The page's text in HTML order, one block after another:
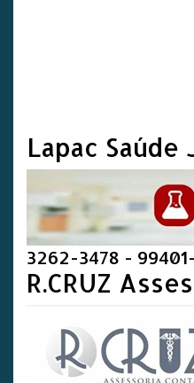
Lapac Saúde
3262-3478 -
R.CRUZ